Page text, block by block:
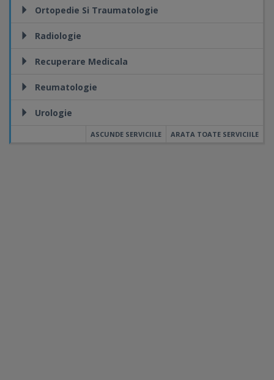
Ortopedie Si Traumatologie
Radiologie
Recuperare Medicala
Reumatologie
Urologie
ARATA TOATE SERVICIILE
ASCUNDE SERVICIILE